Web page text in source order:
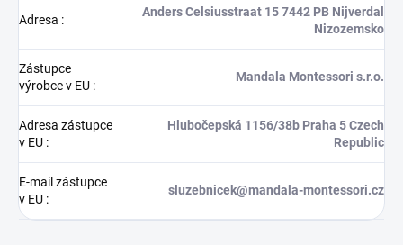
Adresa :
Anders Celsiusstraat 15 7442 PB Nijverdal
Nizozemsko
Zástupce
výrobce v EU :
Mandala Montessori s.r.o.
Adresa zástupce
v EU :
Hlubočepská 1156/38b Praha 5 Czech
Republic
E-mail zástupce
v EU :
sluzebnicek@mandala-montessori.cz